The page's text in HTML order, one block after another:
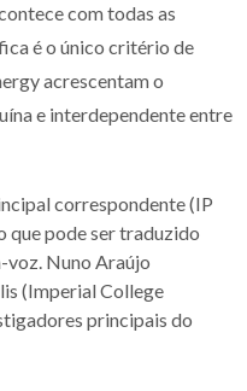
com todas as
é o único critério de
acrescentam o
e interdependente entre
correspondente (IP
que pode ser traduzido
voz. Nuno Araújo
(Imperial College
principais do